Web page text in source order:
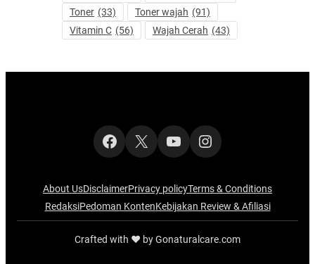
Toner (33) Toner wajah (91)
Vitamin C (56) Wajah Cerah (43)
Facebook
X YouTubeInstagram
About UsDisclaimerPrivacy policyTerms & Conditions
RedaksiPedoman KontenKebijakan Review & Afiliasi
Crafted with ‪‪❤︎‬ by Gonaturalcare.com